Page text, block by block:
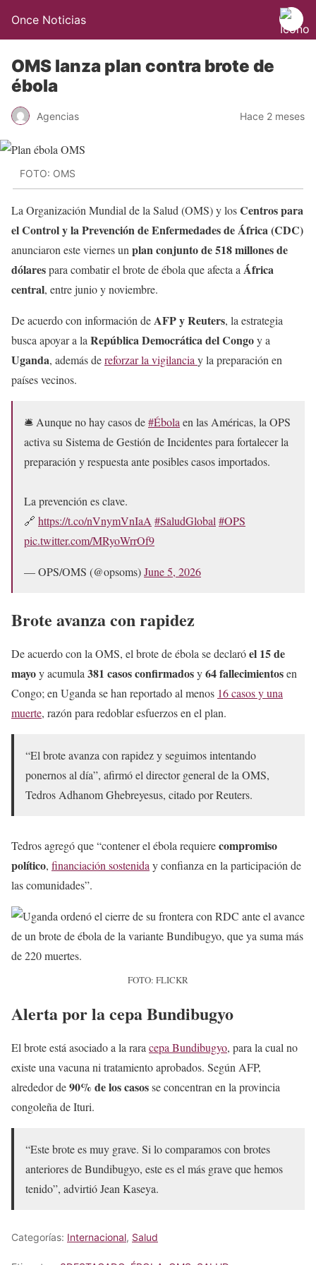
Once Noticias
OMS lanza plan contra brote de
ébola
Agencias Hace 2 meses
FOTO: OMS
La Organización Mundial de la Salud (OMS) y losCentros para
el Control y la Prevención de Enfermedades de África (CDC)
anunciaron este viernes un plan conjunto de 518 millones de
dólarespara combatir el brote de ébola que afecta a África
central, entre junio y noviembre.
De acuerdo con información deAFP y Reuters, la estrategia
busca apoyar a la República Democrática del Congoy a
Uganda, además dereforzar la vigilancia y la preparación en
países vecinos.
🛎️ Aunque no hay casos de#Ébola en las Américas, la OPS
activa su Sistema de Gestión de Incidentes para fortalecer la
preparación y respuesta ante posibles casos importados.
La prevención es clave.
🔗 https://t.co/nVnymVnIaA #SaludGlobal #OPS
pic.twitter.com/MRyoWrrOf9
— OPS/OMS (@opsoms)June 5, 2026
Brote avanza con rapidez
De acuerdo con la OMS, el brote de ébola se declaróel 15 de
mayoy acumula 381 casos confirmadosy64 fallecimientosen
Congo; en Uganda se han reportado al menos 16 casos y una
muerte, razón para redoblar esfuerzos en el plan.
“El brote avanza con rapidez y seguimos intentando
ponernos al día”, afirmó el director general de la OMS,
Tedros Adhanom Ghebreyesus, citado por Reuters.
Tedros agregó que “contener el ébola requierecompromiso
político, financiación sostenida y confianza en la participación de
las comunidades”.
FOTO: FLICKR
Alerta por la cepa Bundibugyo
El brote está asociado a la rara cepa Bundibugyo, para la cual no
existe una vacuna ni tratamiento aprobados. Según AFP,
alrededor de90% de los casosse concentran en la provincia
congoleña de Ituri.
“Este brote es muy grave. Si lo comparamos con brotes
anteriores de Bundibugyo, este es el más grave que hemos
tenido”, advirtió Jean Kaseya.
Categorías: Internacional, Salud